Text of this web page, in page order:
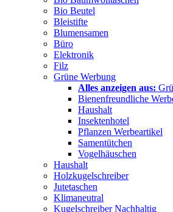
Bio Beutel
Bleistifte
Blumensamen
Büro
Elektronik
Filz
Grüne Werbung
Alles anzeigen aus:
Bienenfreundliche
Haushalt
Insektenhotel
Pflanzen Werbeartikel
Samentütchen
Vogelhäuschen
Haushalt
Holzkugelschreiber
Jutetaschen
Klimaneutral
Kugelschreiber Nachhaltig